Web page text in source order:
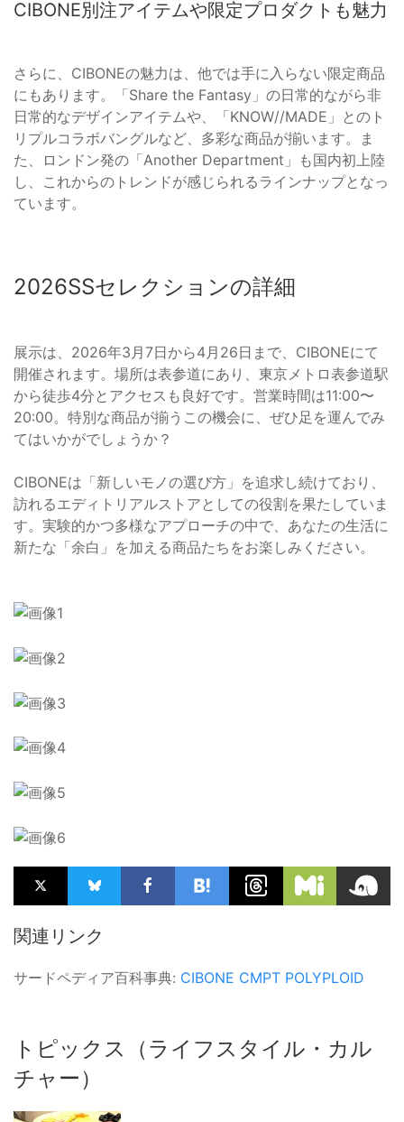
CIBONE別注アイテムや限定プロダクトも魅力
さらに、CIBONEの魅力は、他では手に入らない限定商品
にもあります。「Share the Fantasy」の日常的ながら非
日常的なデザインアイテムや、「KNOW//MADE」とのト
リプルコラボバングルなど、多彩な商品が揃います。ま
た、ロンドン発の「Another Department」も国内初上陸
し、これからのトレンドが感じられるラインナップとなっ
ています。
2026SSセレクションの詳細
展示は、2026年3月7日から4月26日まで、CIBONEにて
開催されます。場所は表参道にあり、東京メトロ表参道駅
から徒歩4分とアクセスも良好です。営業時間は11:00〜
20:00。特別な商品が揃うこの機会に、ぜひ足を運んでみ
てはいかがでしょうか？
CIBONEは「新しいモノの選び方」を追求し続けており、
訪れるエディトリアルストアとしての役割を果たしていま
す。実験的かつ多様なアプローチの中で、あなたの生活に
新たな「余白」を加える商品たちをお楽しみください。
関連リンク
サードペディア百科事典: CIBONE CMPT POLYPLOID
トピックス（ライフスタイル・カル
チャー）